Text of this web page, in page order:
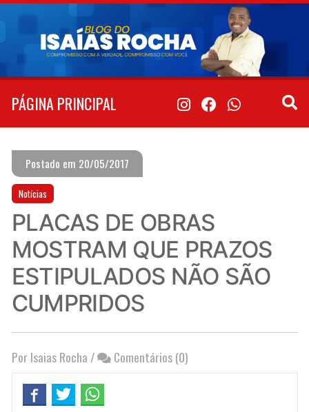
Pular
conteúdo
PÁGINA PRINCIPAL
Postado em 20/05/2017
Notícias
PLACAS DE OBRAS
MOSTRAM QUE PRAZOS
ESTIPULADOS NÃO SÃO
CUMPRIDOS
Por Isaias Rocha / Comentários (0)